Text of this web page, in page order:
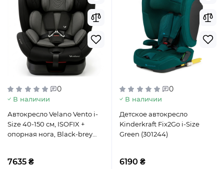
0
В наличии
Автокресло Velano Vento i-
Size 40-150 см, ISOFIX +
опорная нога, Black-brey
7635 ₴
0
В наличии
Детское автокресло
Kinderkraft Fix2Go i-Size
Green (301244)
6190 ₴